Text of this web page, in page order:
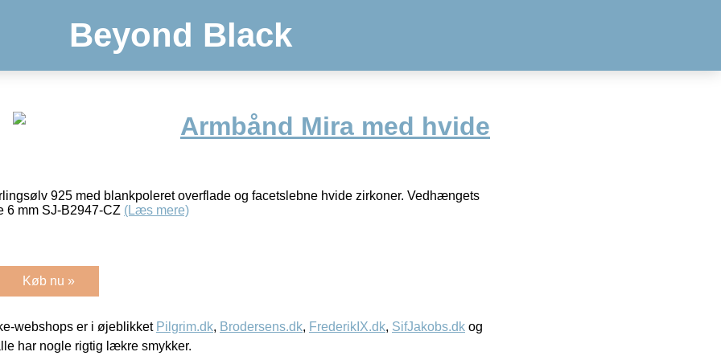
Beyond Black
Armbånd Mira med hvide
925 med blankpoleret overflade og facetslebne hvide zirkoner. Vedhængets
6 mm SJ-B2947-CZ (Læs mere)
Køb nu »
webshops er i øjeblikket Pilgrim.dk, Brodersens.dk, FrederikIX.dk, SifJakobs.dk og
har nogle rigtig lækre smykker.